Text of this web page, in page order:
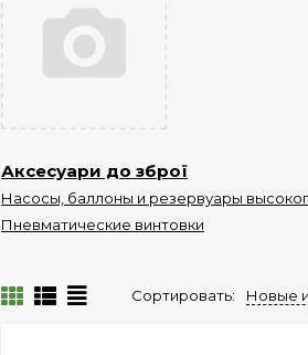
Аксесуари до зброї
Насосы, баллоны и резервуары
Пневматические винтовки
Сортировать: Новые